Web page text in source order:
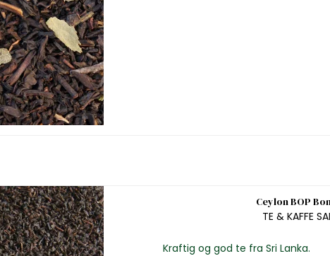
Ceylon BOP
TE & KAFFE
Kraftig og god te fra Sri Lanka.